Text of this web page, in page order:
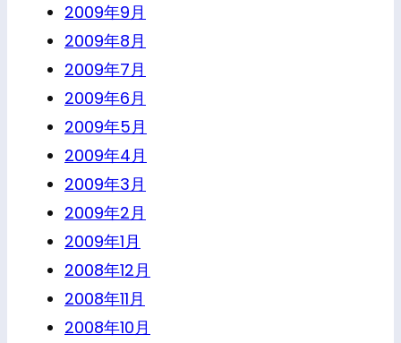
2009年9月
2009年8月
2009年7月
2009年6月
2009年5月
2009年4月
2009年3月
2009年2月
2009年1月
2008年12月
2008年11月
2008年10月